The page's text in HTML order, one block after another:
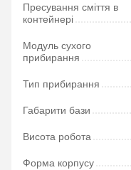
Пресування сміття в
контейнері
Модуль сухого
прибирання
Тип прибирання
Габарити бази
Висота робота
Форма корпусу